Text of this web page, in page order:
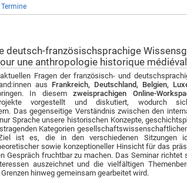
deutsch-französischsprachige
une anthropologie historique
Fragen der französisch- und
aus Frankreich, Deutschland, Belgien,
In diesemzweisprachigen Online-
vorgestellt und diskutiert, wodurch
Das gegenseitige Verständnis zwischen den
Sprache unsere historischen Konzepte,
Kategorien
ist es, die in den verschiedenen Sitzungen
sowie konzeptioneller Hinsicht für das
Gespräch fruchtbar zu machen. Das Seminar
auszeichnet und die vielfältigen
hinweg gemeinsam gearbeitet wird.